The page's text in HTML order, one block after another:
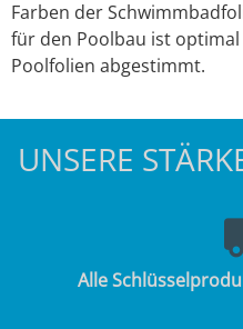
Farben der
für den Poolbau ist
Poolfolien abgestimmt.
UNSERE
Alle